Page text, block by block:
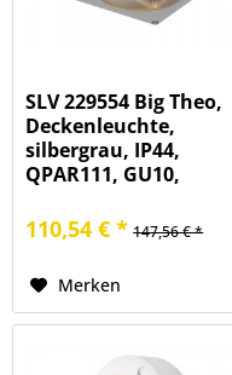
SLV 229554 Big Theo,
Deckenleuchte,
silbergrau, IP44,
QPAR111, GU10,
110,54 € * 147,56 € *
Merken